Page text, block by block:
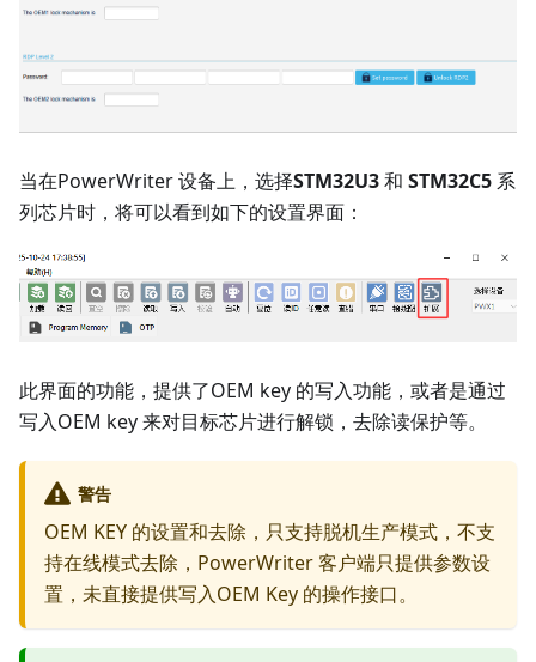
当在PowerWriter 设备上，选择STM32U3和 STM32C5 系
列芯片时，将可以看到如下的设置界面：
此界面的功能，提供了OEM key 的写入功能，或者是通过
写入OEM key 来对目标芯片进行解锁，去除读保护等。
警告
OEM KEY 的设置和去除，只支持脱机生产模式，不支
持在线模式去除，PowerWriter 客户端只提供参数设
置，未直接提供写入OEM Key 的操作接口。